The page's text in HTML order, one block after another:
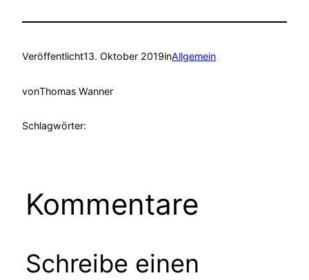
Veröffentlicht13. Oktober 2019inAllgemein
vonThomas Wanner
Schlagwörter:
Kommentare
Schreibe einen